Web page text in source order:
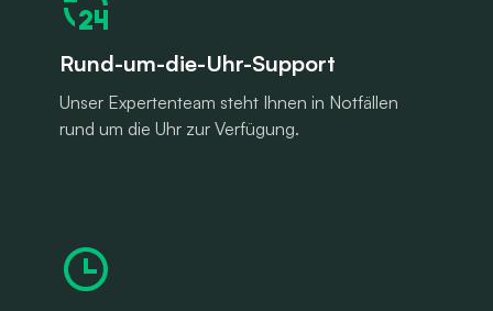
Rund-um-die-Uhr-Support
Unser Expertenteam steht Ihnen in Notfällen
rund um die Uhr zur Verfügung.